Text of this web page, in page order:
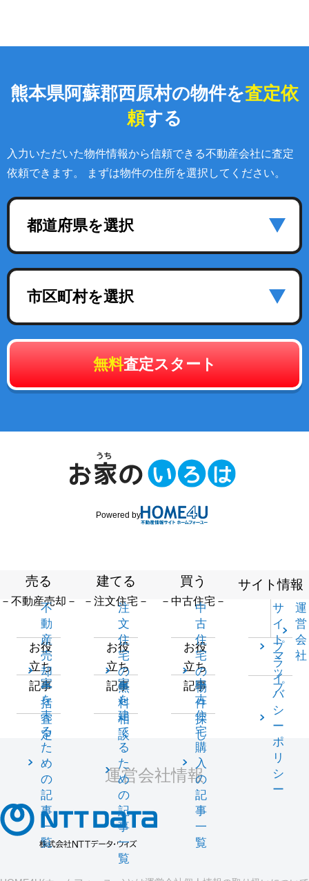
熊本県阿蘇郡西原村の物件を査定依
頼する
入力いただいた物件情報から信頼できる不動産会社に査定
依頼できます。 まずは物件の住所を選択してください。
都道府県を選択
市区町村を選択
無料査定スタート
Powered by
売る
－不動産売却－
不
動
産
売
却
一
括
査
定
お役
立ち
記事
家
を
売
る
た
め
の
記
事
一
覧
建てる
－注文住宅－
注
文
住
宅
の
無
料
相
談
お役
立ち
記事
家
を
建
て
る
た
め
の
記
事
一
覧
買う
－中古住宅－
中
古
住
宅
の
物
件
探
し
お役
立ち
記事
中
古
住
宅
購
入
の
記
事
一
覧
サイト情報
サ
イ
ト
マ
ッ
プ
運
営
会
社
プ
ラ
イ
バ
シ
ー
ポ
リ
シ
ー
運営会社情報